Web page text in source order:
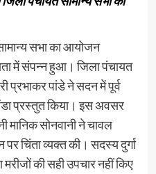
सभा का आयोजन
में संपन्न हुआ। जिला पंचायत
प्रभाकर पांडे ने सदन में पूर्व
प्रस्तुत किया। इस अवसर
मानिक सोनवानी ने चावल
चिंता व्यक्त की। सदस्य दुर्गा
की सही उपचार नहीं किए